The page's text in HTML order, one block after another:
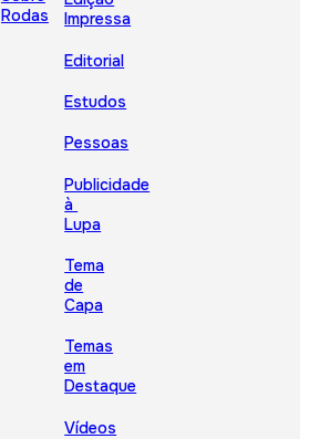
Rodas
Impressa
Editorial
Estudos
Pessoas
Publicidade
à
Lupa
Tema
de
Capa
Temas
em
Destaque
Vídeos